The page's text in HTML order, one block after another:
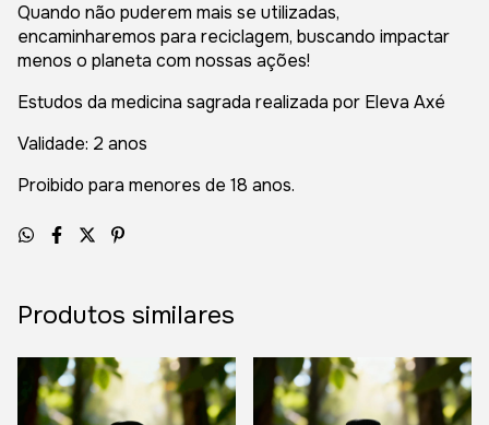
Quando não puderem mais se utilizadas,
encaminharemos para reciclagem, buscando impactar
menos o planeta com nossas ações!
Estudos da medicina sagrada realizada por Eleva Axé
Validade: 2 anos
Proibido para menores de 18 anos.
Produtos similares